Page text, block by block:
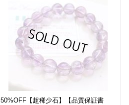
50%OFF【超稀少石】【品質保証書